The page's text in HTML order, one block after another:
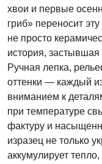
хвои и первые
гриб» переносит
не просто
история, застывшая
Ручная лепка,
оттенки — каждый
вниманием к
при температуре
фактуру и
изразец не только
аккумулирует